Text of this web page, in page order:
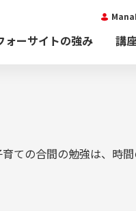
ォーサイトの強み 講
ての合間の勉強は、時